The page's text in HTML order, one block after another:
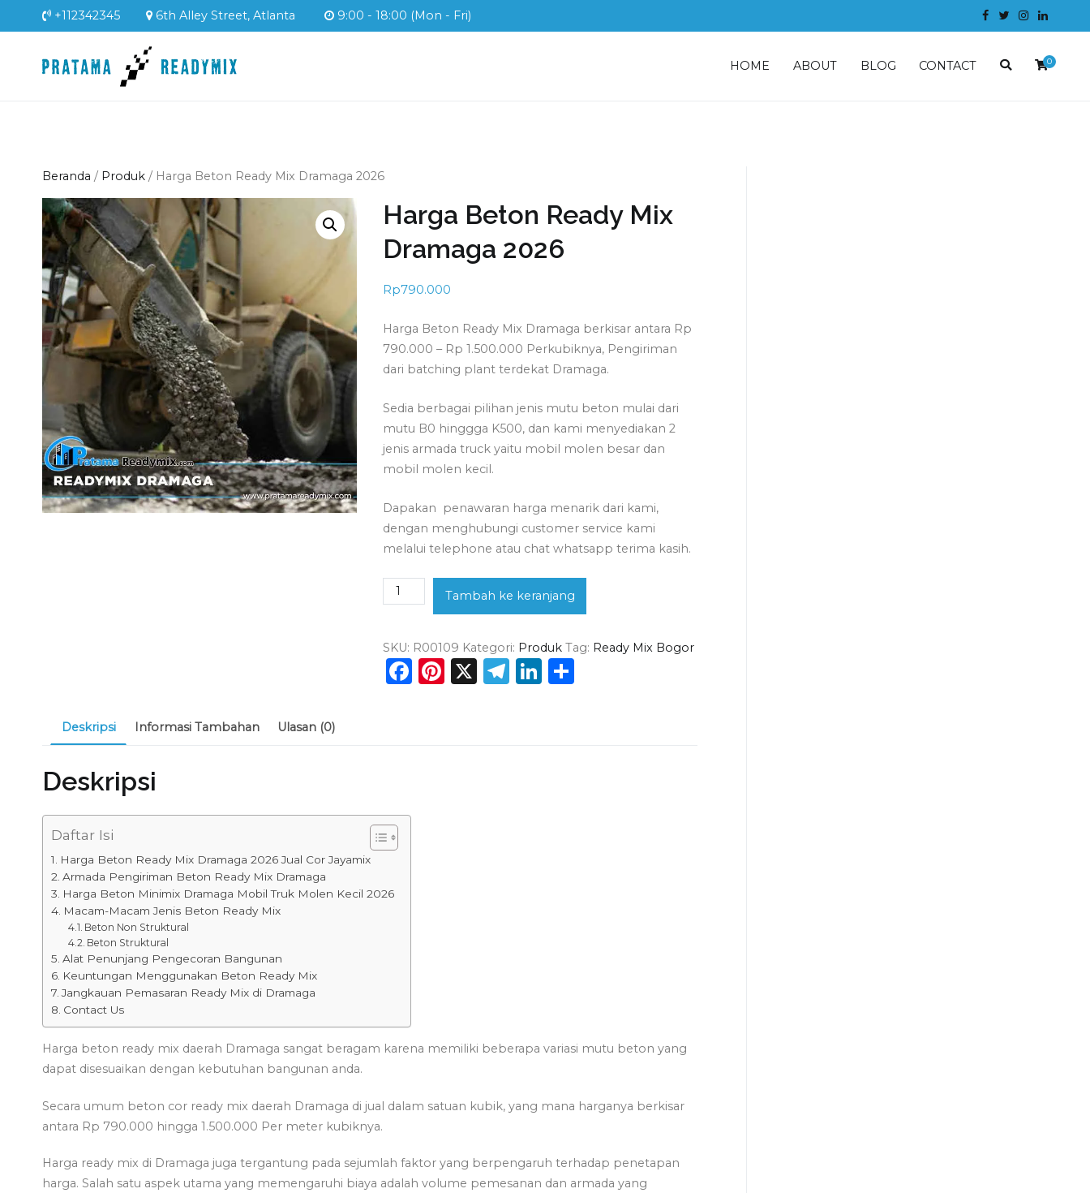
ke
+112342345 6th Alley Street, Atlanta 9:00 - 18:00 (Mon - Fri)
HOME ABOUT BLOG CONTACT 0
Beranda / Produk / Harga Beton Ready Mix Dramaga 2026
Harga Beton Ready Mix
Dramaga 2026
Rp790.000
Harga Beton Ready Mix Dramaga berkisar antara Rp
790.000 – Rp 1.500.000 Perkubiknya, Pengiriman
dari batching plant terdekat Dramaga.
Sedia berbagai pilihan jenis mutu beton mulai dari
mutu B0 hinggga K500, dan kami menyediakan 2
jenis armada truck yaitu mobil molen besar dan
mobil molen kecil.
Dapakan penawaran harga menarik dari kami,
dengan menghubungi customer service kami
melalui telephone atau chat whatsapp terima kasih.
Kuantitas
Harga
Ready
Mix
Dramaga
Tambah ke keranjang
SKU: R00109 Kategori: Produk Tag: Ready Mix Bogor
Facebook
Pinterest
X Telegram
LinkedIn
Deskripsi Informasi Tambahan Ulasan (0)
Deskripsi
Daftar Isi
Harga Beton Ready Mix Dramaga 2026 Jual Cor Jayamix
Armada Pengiriman Beton Ready Mix Dramaga
Harga Beton Minimix Dramaga Mobil Truk Molen Kecil 2026
Macam-Macam Jenis Beton Ready Mix
Beton Non Struktural
Beton Struktural
Alat Penunjang Pengecoran Bangunan
Keuntungan Menggunakan Beton Ready Mix
Jangkauan Pemasaran Ready Mix di Dramaga
Contact Us
Harga beton ready mix daerah Dramaga sangat beragam karena memiliki beberapa variasi mutu beton yang
dapat disesuaikan dengan kebutuhan bangunan anda.
Secara umum beton cor ready mix daerah Dramaga di jual dalam satuan kubik, yang mana harganya berkisar
antara Rp 790.000 hingga 1.500.000 Per meter kubiknya.
Harga ready mix di Dramaga juga tergantung pada sejumlah faktor yang berpengaruh terhadap penetapan
harga. Salah satu aspek utama yang memengaruhi biaya adalah volume pemesanan dan armada yang